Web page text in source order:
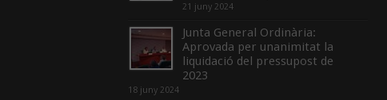
21 juny 2024
Junta General Ordinària:
Aprovada per unanimitat la
liquidació del pressupost de
2023
18 juny 2024